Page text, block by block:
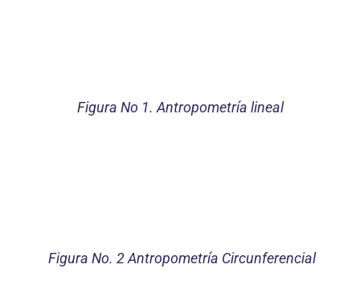
Figura No 1. Antropometría lineal
Figura No. 2 Antropometría Circunferencial